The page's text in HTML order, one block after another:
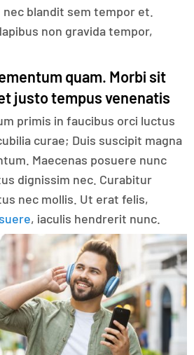
blandit sem tempor et.
non gravida tempor,
quam. Morbi sit
justo tempus venenatis
primis in faucibus orci luctus
curae; Duis suscipit magna
Maecenas posuere nunc
dignissim nec. Curabitur
nec mollis. Ut erat felis,
, iaculis hendrerit nunc.